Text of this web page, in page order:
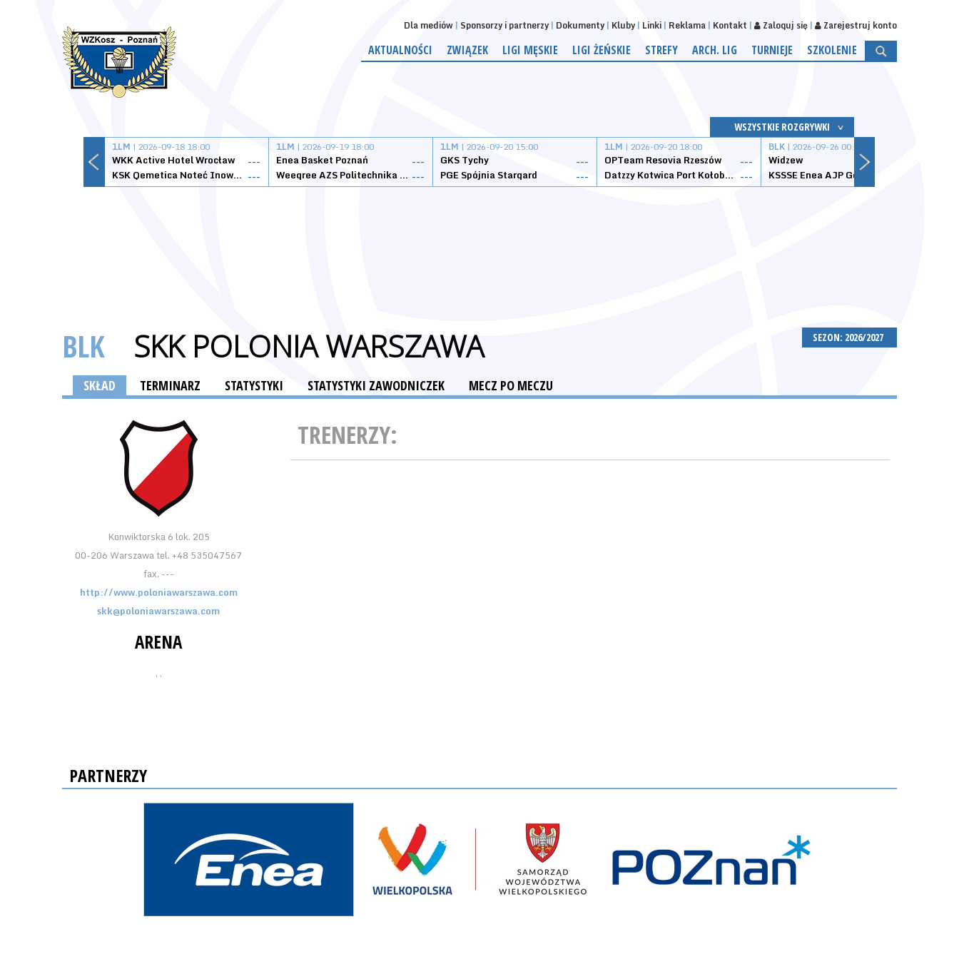
Dla mediów Sponsorzy i partnerzy Dokumenty Kluby Linki Reklama Kontakt Zaloguj się Zarejestruj konto
AKTUALNOŚCI ZWIĄZEK LIGI MĘSKIE LIGI ŻEŃSKIE STREFY ARCH. LIG TURNIEJE SZKOLENIE
WSZYSTKIE ROZGRYWKI
1LM | 2026-09-18 18:00
WKK Active Hotel Wrocław
---
KSK Qemetica Noteć Inowrocław ---
1LM | 2026-09-19 18:00
Enea Basket Poznań
---
Weegree AZS Politechnika Opolska ---
1LM | 2026-09-20 15:00
GKS Tychy
---
PGE Spójnia Stargard
---
1LM | 2026-09-20 18:00
OPTeam Resovia Rzeszów
---
Datzzy Kotwica Port Kołobrzeg ---
BLK | 2026-09-26 00:00
Widzew
SEZON: 2026/2027
BLK SKK POLONIA WARSZAWA
SKŁAD TERMINARZ STATYSTYKI STATYSTYKI ZAWODNICZEK MECZ PO MECZU
Konwiktorska 6 lok. 205
00-206 Warszawa tel. +48 535047567
fax. ---
http://www.poloniawarszawa.com
skk@poloniawarszawa.com
ARENA
, ,
TRENERZY:
PARTNERZY